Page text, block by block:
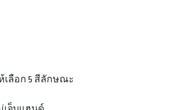
เลือก 5 สีลักษณะ